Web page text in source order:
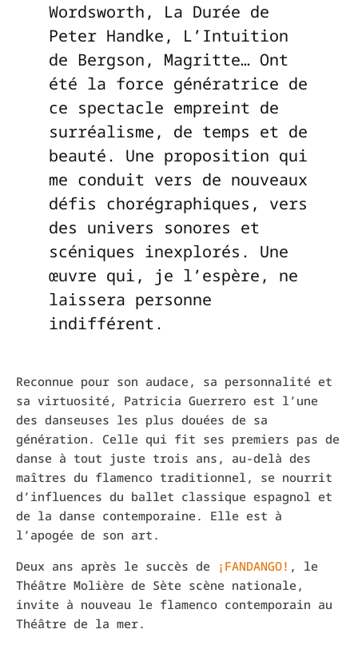
Wordsworth, La Durée de
Peter Handke, L’Intuition
de Bergson, Magritte… Ont
été la force génératrice de
ce spectacle empreint de
surréalisme, de temps et de
beauté. Une proposition qui
me conduit vers de nouveaux
défis chorégraphiques, vers
des univers sonores et
scéniques inexplorés. Une
œuvre qui, je l’espère, ne
laissera personne
indifférent.
Reconnue pour son audace, sa personnalité et
sa virtuosité, Patricia Guerrero est l’une
des danseuses les plus douées de sa
génération. Celle qui fit ses premiers pas de
danse à tout juste trois ans, au-delà des
maîtres du flamenco traditionnel, se nourrit
d’influences du ballet classique espagnol et
de la danse contemporaine. Elle est à
l’apogée de son art.
Deux ans après le succès de
¡FANDANGO! , le
Théâtre Molière de Sète scène nationale,
invite à nouveau le flamenco contemporain au
Théâtre de la mer.